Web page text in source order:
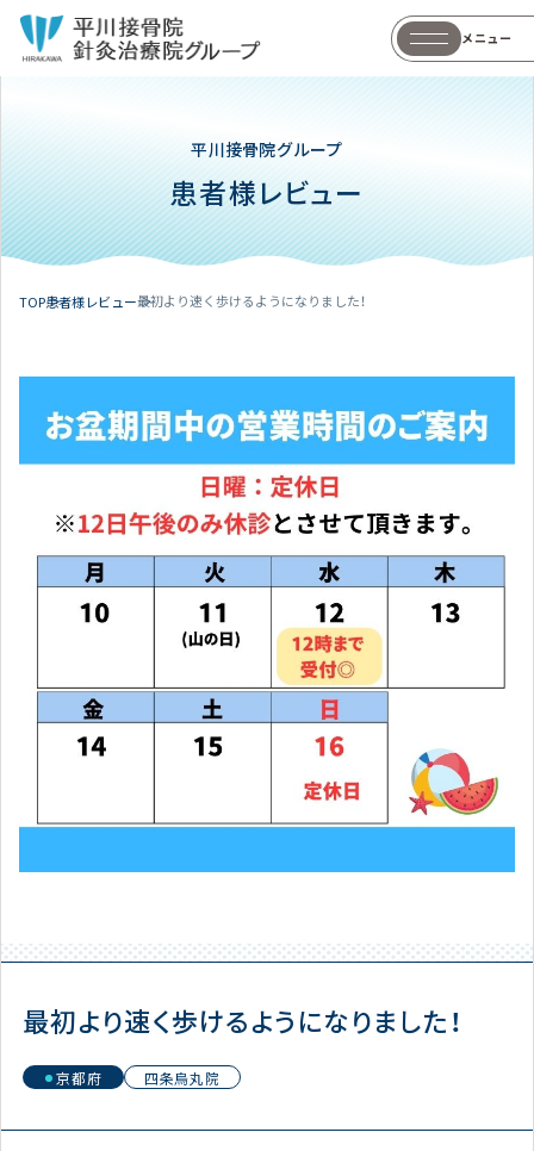
メニュー
平川接骨院グループ
患者様レビュー
TOP患者様レビュー最初より速く歩けるようになりました！
最初より速く歩けるようになりました！
京都府 四条烏丸院